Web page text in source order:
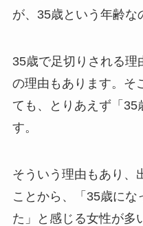
が、35歳という年齢な
35歳で足切りされる
の理由もあります。そ
ても、とりあえず「35
す。
そういう理由もあり、
ことから、「35歳にな
た」と感じる女性が多